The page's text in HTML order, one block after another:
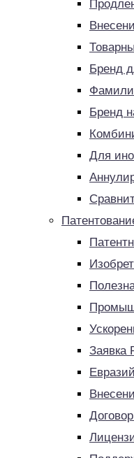
Бренд
Бренд
Для
Заявка